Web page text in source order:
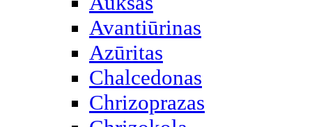
Avantiūrinas
Azūritas
Chalcedonas
Chrizoprazas